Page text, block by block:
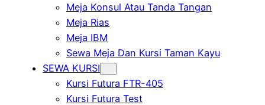
Meja Konsul Atau Tanda Tangan
Meja Rias
Meja IBM
Sewa Meja Dan Kursi Taman Kayu
SEWA KURSI
Kursi Futura FTR-405
Kursi Futura Test